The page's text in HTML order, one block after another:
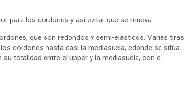
para los cordones y así evitar que se mueva.
que son redondos y semi-elásticos. Varias tiras
cordones hasta casi la mediasuela, edonde se sitúa
totalidad entre el upper y la mediasuela, con el